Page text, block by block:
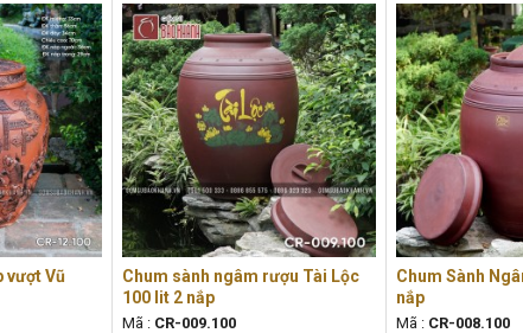
vượt Vũ
Chum sành ngâm rượu Tài Lộc
100 lit 2 nắp
Mã : CR-009.100
Chum Sành
nắp
Mã : CR-008.100